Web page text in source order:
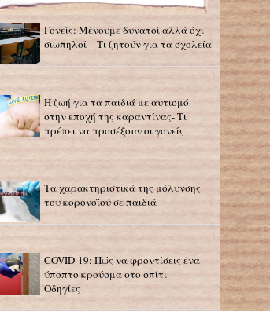
Γονείς: Μένουμε δυνατοί αλλά όχι
σιωπηλοί – Τι ζητούν για τα σχολεία
Η ζωή για τα παιδιά με αυτισμό
στην εποχή της καραντίνας- Τι
πρέπει να προσέξουν οι γονείς
Τα χαρακτηριστικά της μόλυνσης
του κορονοϊού σε παιδιά
COVID-19: Πώς να φροντίσεις ένα
ύποπτο κρούσμα στο σπίτι –
Οδηγίες